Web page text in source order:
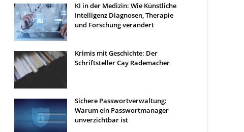
KI in der Medizin: Wie Künstliche
Intelligenz Diagnosen, Therapie
und Forschung verändert
Krimis mit Geschichte: Der
Schriftsteller Cay Rademacher
Sichere Passwortverwaltung:
Warum ein Passwortmanager
unverzichtbar ist